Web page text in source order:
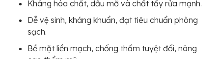
Kháng hóa chất, dầu mỡ và chất tẩy rửa mạnh.
Dễ vệ sinh, kháng khuẩn, đạt tiêu chuẩn phòng
sạch.
Bề mặt liền mạch, chống thấm tuyệt đối, nâng